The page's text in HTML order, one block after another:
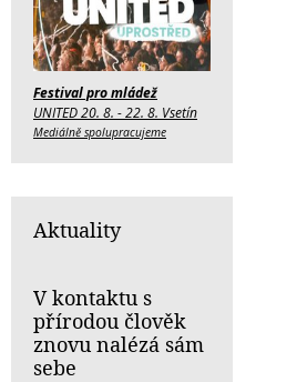
Festival pro mládež
UNITED 20. 8. - 22. 8. Vsetín
Mediálně spolupracujeme
Aktuality
V kontaktu s
přírodou člověk
znovu nalézá sám
sebe